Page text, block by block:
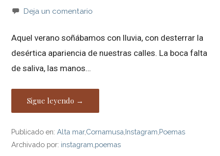
Deja un comentario
Aquel verano soñábamos con lluvia, con desterrar la
desértica apariencia de nuestras calles. La boca falta
de saliva, las manos…
Sigue leyendo →
Publicado en:Alta mar,Cornamusa Instagram Poemas
Archivado por: instagram poemas